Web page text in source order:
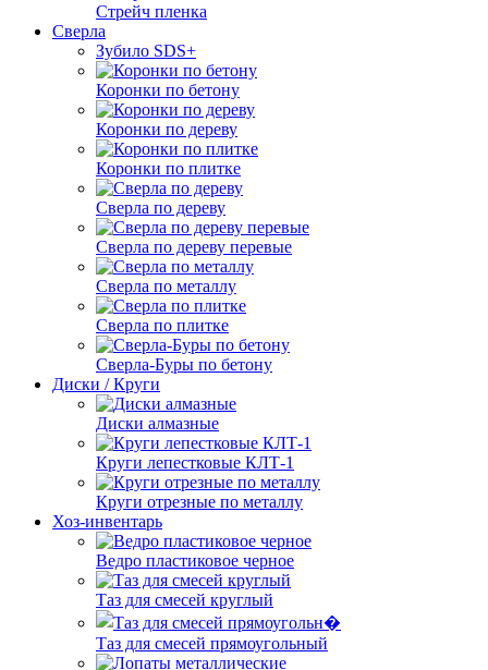
Стрейч пленка
Сверла
Зубило SDS+
Коронки по бетону
Коронки по дереву
Коронки по плитке
Сверла по дереву
Сверла по дереву перевые
Сверла по металлу
Сверла по плитке
Сверла-Буры по бетону
Диски / Круги
Диски алмазные
Круги лепестковые КЛТ-1
Круги отрезные по металлу
Хоз-инвентарь
Ведро пластиковое черное
Таз для смесей круглый
Таз для смесей прямоугольный